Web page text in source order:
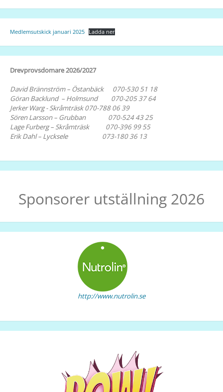
Medlemsutskick januari 2025 Ladda ner
Drevprovsdomare 2026/2027
David Brännström – Östanbäck 070-530 51 18
Göran Backlund – Holmsund 070-205 37 64
Jerker Warg - Skråmträsk 070-788 06 39
Sören Larsson – Grubban 070-524 43 25
Lage Furberg – Skråmträsk 070-396 99 55
Erik Dahl – Lycksele 073-180 36 13
Sponsorer utställning 2026
http://www.nutrolin.se